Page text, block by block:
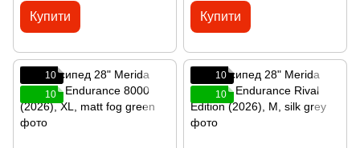
Купити Купити
10
10
10
10